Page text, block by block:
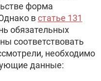
форма
встатье 131
обязательных
соответствовать
необходимо
данные: